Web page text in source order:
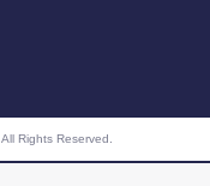
All Rights Reserved.